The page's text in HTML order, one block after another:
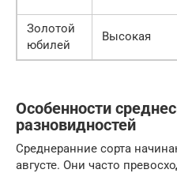
Золотой
юбилей
Высокая
Особенности
разновидностей
Среднеранние сорта
августе. Они часто